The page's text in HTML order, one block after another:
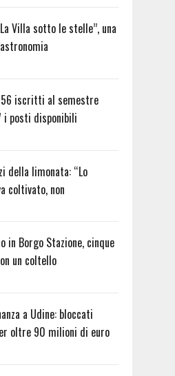
Villa sotto le stelle”, una
iscritti al semestre
i posti disponibili
della limonata: “Lo
coltivato, non
in Borgo Stazione, cinque
un coltello
a Udine: bloccati
oltre 90 milioni di euro